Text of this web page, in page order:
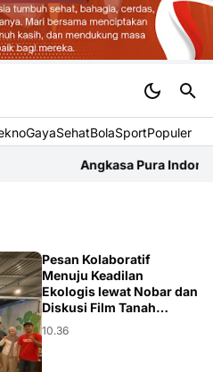
GayaSehatBolaSportPopuler
Pura Indonesia Bandara
Pesan Kolaboratif
Menuju Keadilan
Ekologis lewat Nobar dan
Diskusi Film Tanah
Moyangku
10.36